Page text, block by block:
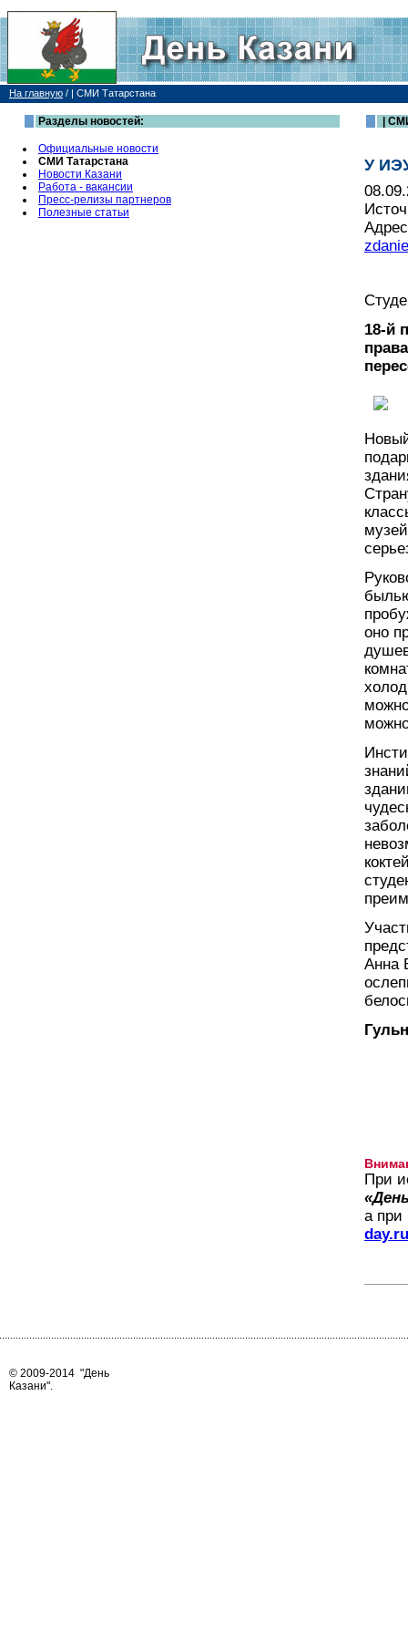
На главную / | СМИ Татарстана
Разделы новостей:
Официальные новости
СМИ Татарстана
Новости Казани
Работа - вакансии
Пресс-релизы партнеров
Полезные статьи
|
У
zdanie
18-й
оно
Анна
При
а при
day.ru
© 2009-2014 "День
Казани".